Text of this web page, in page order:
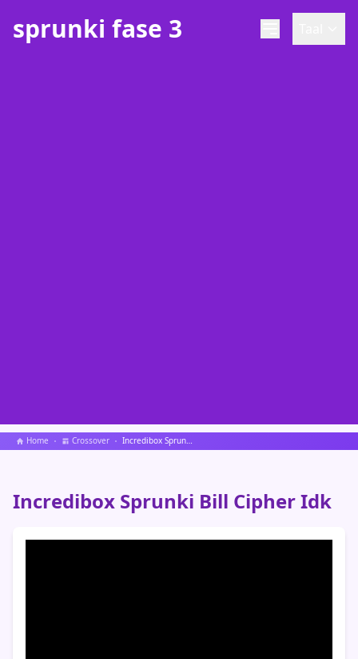
sprunki fase 3
Home Crossover Incredibox Sprunki Bill Cipher Idk
Incredibox Sprunki Bill Cipher Idk